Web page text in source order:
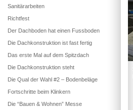
Sanitärarbeiten
Richtfest
Der Dachboden hat einen Fussboden
Die Dachkonstruktion ist fast fertig
Das erste Mal auf dem Spitzdach
Die Dachkonstruktion steht
Die Qual der Wahl #2 – Bodenbeläge
Fortschritte beim Klinkern
Die “Bauen & Wohnen” Messe